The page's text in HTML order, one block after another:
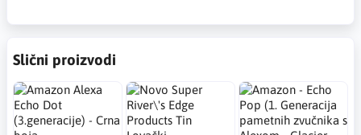
Slični proizvodi